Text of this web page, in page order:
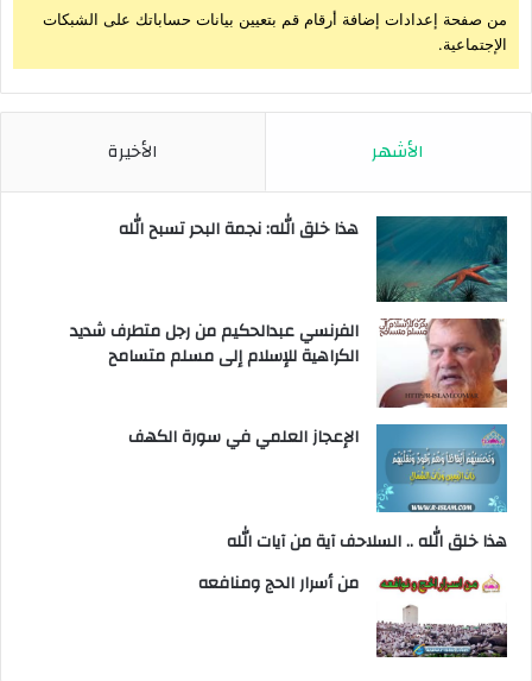
من صفحة إعدادات إضافة أرقام قم بتعيين بيانات حساباتك على الشبكات
الإجتماعية.
الأشهر الأخيرة
هذا خلق الله: نجمة البحر تسبح الله
الفرنسي عبدالحكيم من رجل متطرف شديد
الكراهية للإسلام إلى مسلم متسامح
الإعجاز العلمي في سورة الكهف
هذا خلق الله .. السلاحف آية من آيات الله
من أسرار الحج ومنافعه